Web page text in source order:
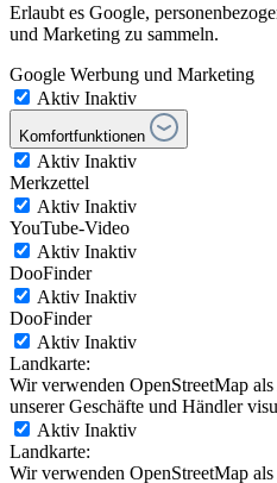
Erlaubt es Google,
und Marketing zu sammeln.
Google Werbung und Marketing
Aktiv Inaktiv
Komfortfunktionen
Aktiv Inaktiv
Merkzettel
Aktiv Inaktiv
YouTube-Video
Aktiv Inaktiv
DooFinder
Aktiv Inaktiv
DooFinder
Aktiv Inaktiv
Landkarte:
Wir verwenden OpenStreetMap
unserer Geschäfte und Händler
Aktiv Inaktiv
Landkarte:
Wir verwenden OpenStreetMap